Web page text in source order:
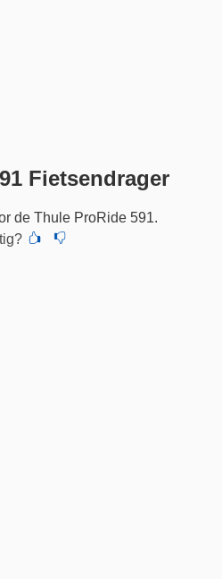
Fietsendrager
de Thule ProRide 591.